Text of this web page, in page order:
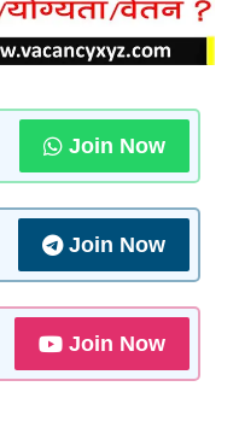
Join Now
Join Now
Join Now